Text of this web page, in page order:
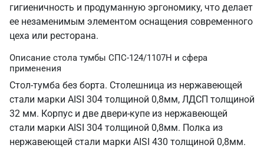
гигиеничность и продуманную эргономику, что делает
ее незаменимым элементом оснащения современного
цеха или ресторана.
Описание стола тумбы СПС-124/1107Н и сфера
применения
Стол-тумба без борта. Столешница из нержавеющей
стали марки AISI 304 толщиной 0,8мм, ЛДСП толщиной
32 мм. Корпус и две двери-купе из нержавеющей
стали марки AISI 304 толщиной 0,8мм. Полка из
нержавеющей стали марки AISI 430 толщиной 0,8мм.